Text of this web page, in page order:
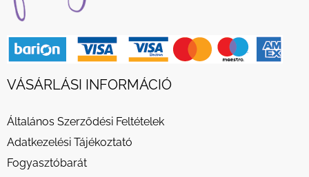
VÁSÁRLÁSI INFORMÁCIÓ
Általános Szerződési Feltételek
Adatkezelési Tájékoztató
Fogyasztóbarát